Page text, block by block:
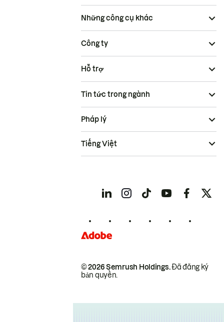
Những công cụ khác
Công ty
Hỗ trợ
Tin tức trong ngành
© 2026 Semrush Holdings.Đã đăng ký
bản quyền.
Pháp lý
Tiếng Việt